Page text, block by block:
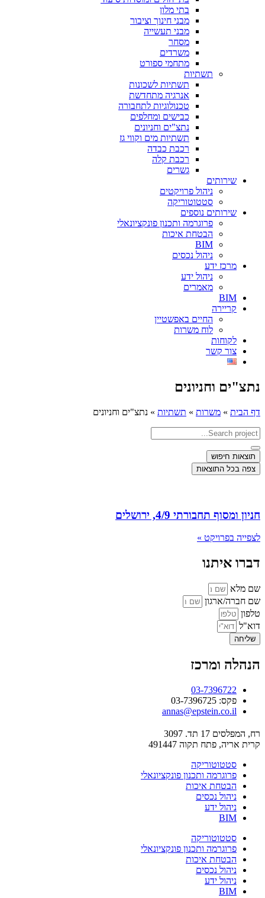
בתי מלון
מבני חינוך וציבור
מבני תעשייה
מסחר
משרדים
מתחמי ספורט
תשתיות
תשתיות לשכונות
אנרגיה מתחדשת
טכנולוגיות לתחבורה
כבישים ומחלפים
נתצ"ים וחניונים
תשתיות מים וקווי גז
רכבת כבדה
רכבת קלה
גשרים
שירותים
ניהול פרויקטים
סטטוטוריקה
שירותים נוספים
פרוגרמה ותכנון פונקציונאלי
הבטחת איכות
BIM
ניהול נכסים
מרכז ידע
ניהול ידע
מאמרים
BIM
קריירה
החיים באפשטיין
לוח משרות
לקוחות
צור קשר
נתצ"ים וחניונים
דף הבית » משרות » תשתיות » נתצ"ים וחניונים
Search
...
תוצאות חיפוש
צפה בכל התוצאות
חניון ומסוף תחבורתי 4/9, ירושלים
לצפייה בפרויקט »
דברו איתנו
שם מלא
שם חברה/ארגון
טלפון
דוא"ל
שליחה
הנהלה ומרכז
03-7396722
פקס: 03-7396725
annas@epstein.co.il
רח, המפלסים 17 תד. 3097
קרית אריה, פתח תקוה 491447
סטטוטוריקה
פרוגרמה ותכנון פונקציונאלי
הבטחת איכות
ניהול נכסים
ניהול ידע
BIM
סטטוטוריקה
פרוגרמה ותכנון פונקציונאלי
הבטחת איכות
ניהול נכסים
ניהול ידע
BIM